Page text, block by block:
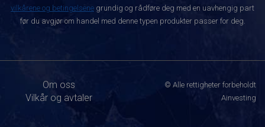
vilkårene og betingelsene grundig og rådføre deg med en uavhengig part
før du avgjør om handel med denne typen produkter passer for deg.
Om oss
Vilkår og avtaler
© Alle rettigheter forbeholdt
Ainvesting